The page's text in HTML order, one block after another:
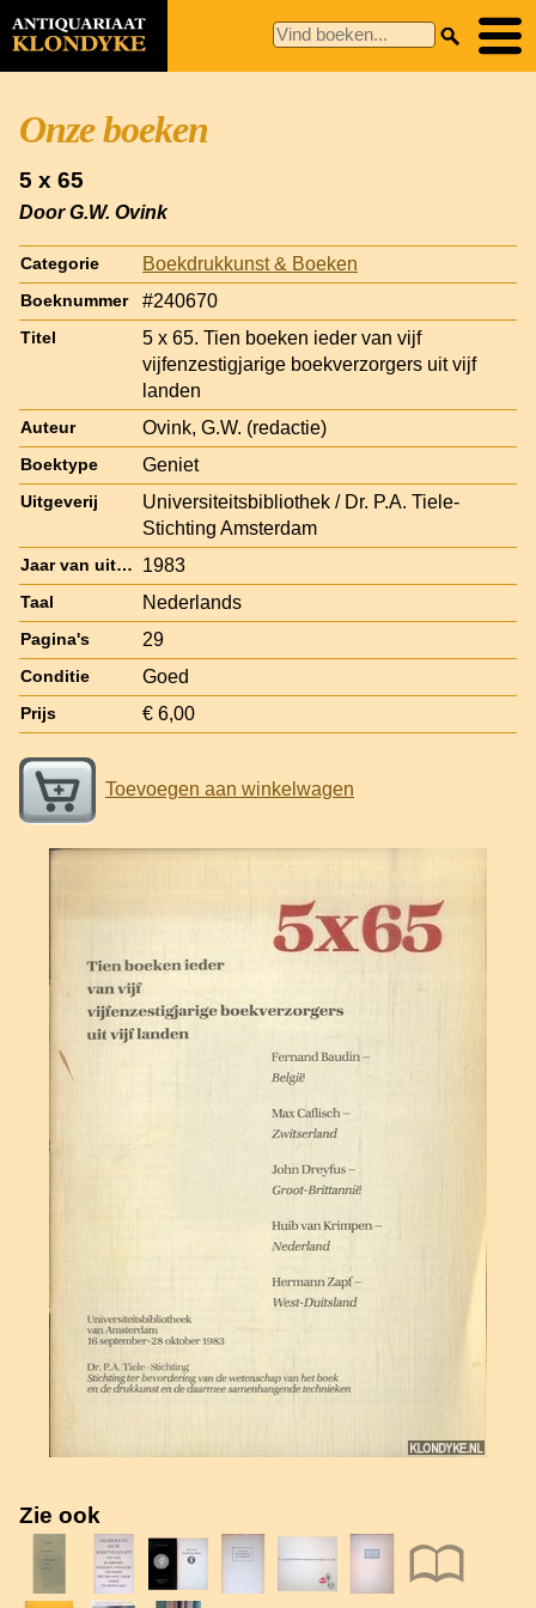
Onze boeken
5 x 65
Door G.W. Ovink
Categorie Boekdrukkunst & Boeken
Boeknummer #240670
Titel
5 x 65. Tien boeken ieder van vijf
vijfenzestigjarige boekverzorgers uit vijf
landen
Auteur Ovink, G.W. (redactie)
Boektype Geniet
Uitgeverij
Universiteitsbibliothek / Dr. P.A. Tiele-
Stichting Amsterdam
Jaar van uitgave 1983
Taal Nederlands
Pagina's 29
Conditie Goed
Prijs € 6,00
Toevoegen aan winkelwagen
Zie ook